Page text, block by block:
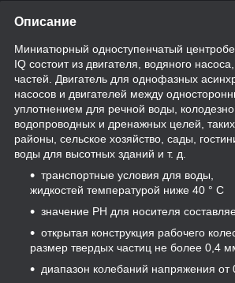
Описание
Миниатюрный одноступенчатый
IQ состоит из двигателя, водяного
частей. Двигатель для однофазных
насосов и двигателей между
уплотнением для речной воды,
водопроводных и дренажных целей, таких
районы, сельское хозяйство, сады,
воды для высотных зданий и т. д.
транспортные условия для воды,
жидкостей температурой ниже 40 ° C
значение PH для носителя
открытая конструкция рабочего
размер твердых частиц не более 0,4
диапазон колебаний напряжения от